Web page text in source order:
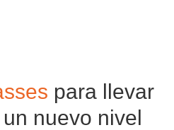
para llevar
nuevo nivel